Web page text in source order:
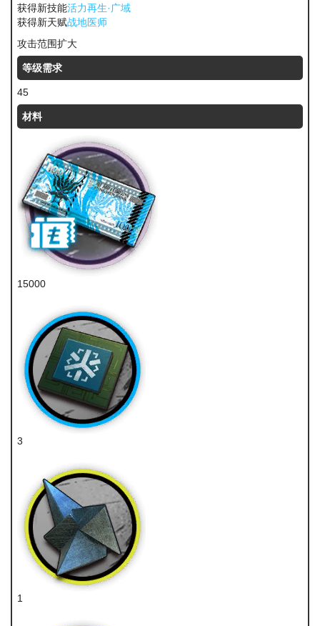
获得新技能活力再生·广域
获得新天赋战地医师
攻击范围扩大
等级需求
45
材料
15000
3
1